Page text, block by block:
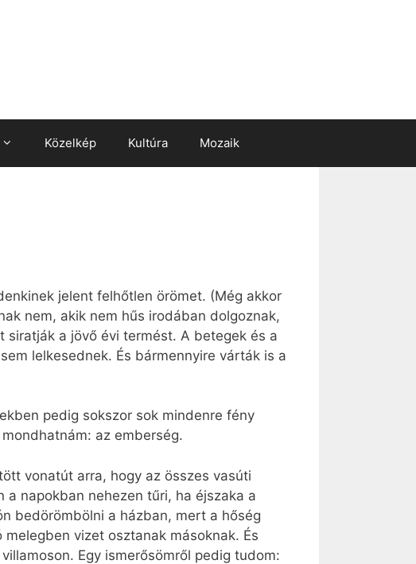
Közelkép Kultúra Mozaik
jelent felhőtlen örömet. (Még akkor
nem, akik nem hűs irodában dolgoznak,
a jövő évi termést. A betegek és a
lelkesednek. És bármennyire várták is a
pedig sokszor sok mindenre fény
az emberség.
vonatút arra, hogy az összes vasúti
napokban nehezen tűri, ha éjszaka a
bedörömbölni a házban, mert a hőség
vizet osztanak másoknak. És
Egy ismerősömről pedig tudom: